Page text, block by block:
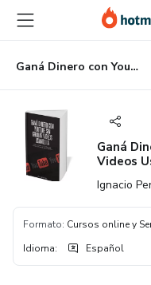
principal
página
de
página
Ganá Dinero con YouTube sin Grabar Videos Usando IA
Ganá
Videos
Ignacio
Formato: Cursos online y
Idioma: Español